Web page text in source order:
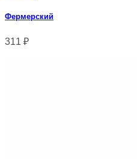
Фермерский
311 ₽